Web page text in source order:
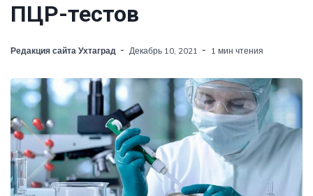
ПЦР-тестов
Редакция сайта Ухтаград Декабрь 10, 2021 1 мин чтения